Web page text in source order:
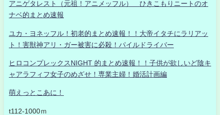
アニゲタレスト（元祖！アニメッフル） ひきこもりニートのオ
ナベ的まとめ速報
ユカ・ヨネッフル！初老的まとめ速報！！大帝イタチにラリアッ
ト！害獣神アリ・ガー被害に必殺！パイルドライバー
ヒロコンプレックスNIGHT 的まとめ速報！！子供が欲しいど陰キ
ャアラフィフ女子のめざせ！専業主婦！婚活計画編
萌えっとこあに！
t112-1000ｍ